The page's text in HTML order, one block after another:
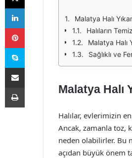
Malatya Halı
Halıların
Malatya Halı
Sağlıklı ve
Malatya Halı
Halılar, evlerimizin
Ancak, zamanla toz,
neden olabilirler. Bu
açıdan büyük önem
LinkedIn
Pinterest
Skype
E-Posta ile paylaş